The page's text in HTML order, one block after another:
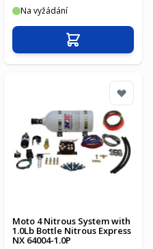
Na vyžádání
Přidat do košíku
Moto 4 Nitrous System with
1.0Lb Bottle Nitrous Express
NX 64004-1.0P